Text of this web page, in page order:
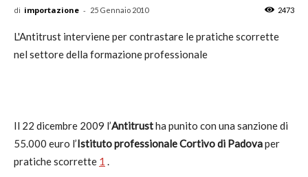
di importazione - 25 Gennaio 2010 2473
L'Antitrust interviene per contrastare le pratiche scorrette
nel settore della formazione professionale
Il 22 dicembre 2009 l’Antitrustha punito con una sanzione di
55.000 euro l’Istituto professionale Cortivo di Padovaper
pratiche scorrette 1 .